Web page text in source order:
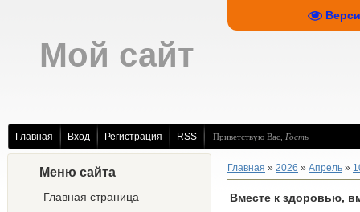
Мой сайт
Главная Вход Регистрация RSS Приветствую Вас Гость
Меню сайта
Главная страница
Главная » 2026 » Апрель »
Вместе к здоровью,